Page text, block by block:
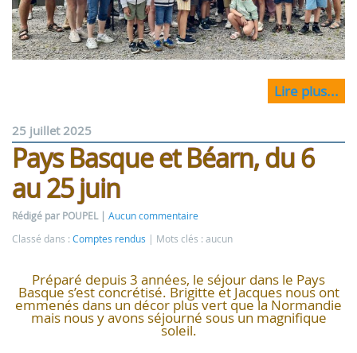
Lire plus...
25 juillet 2025
Pays Basque et Béarn, du 6
au 25 juin
Rédigé par POUPEL
Aucun commentaire
Classé dans : Comptes rendus Mots clés : aucun
Préparé depuis 3 années, le séjour dans le Pays
Basque s’est concrétisé. Brigitte et Jacques nous ont
emmenés dans un décor plus vert que la Normandie
mais nous y avons séjourné sous un magnifique
soleil.